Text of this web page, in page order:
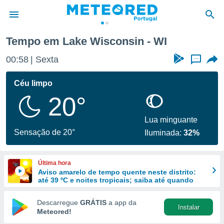
da
foi
fornecidas
a este
das
e
forma
digital
Tempo em Lake Wisconsin - WI
00:58 Sexta ...
Céu limpo
20°
Sensação de 20°
Lua minguante
Iluminada:32%
Última hora
Aviso amarelo de tempo quente neste distrito:
até 39 ºC e noites tropicais; saiba até quando
Descarregue GRÁTIS a app da
Meteored!
Instalar